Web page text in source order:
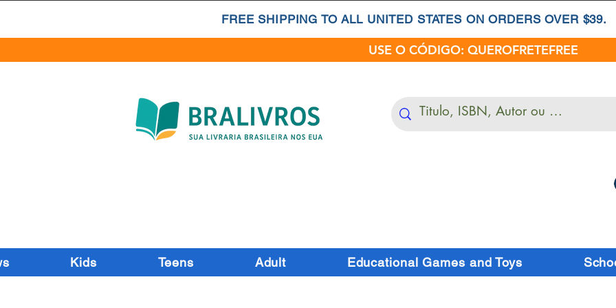
FREE SHIPPING TO ALL UNITED STATES ON ORDERS OVER $39.
USE O CÓDIGO: QUEROFRETEFREE
Kids Teens Adult Educational Games and Toys